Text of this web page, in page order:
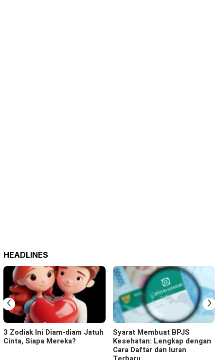
HEADLINES
3 Zodiak Ini Diam-diam Jatuh
Cinta, Siapa Mereka?
Syarat Membuat BPJS
Kesehatan: Lengkap dengan
Cara Daftar dan Iuran
‹ ›